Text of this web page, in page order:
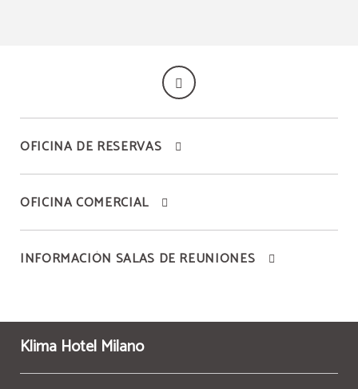
OFICINA DE RESERVAS
OFICINA COMERCIAL
INFORMACIÓN SALAS DE REUNIONES
Klima Hotel Milano